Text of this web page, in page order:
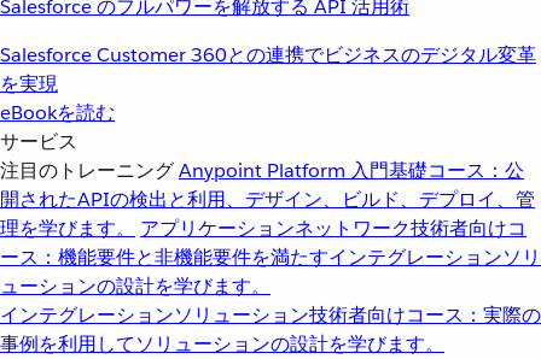
Salesforce のフルパワーを解放する API 活用術
Salesforce Customer 360との連携でビジネスのデジタル変革
を実現
eBookを読む
サービス
注目のトレーニングAnypoint Platform 入門基礎コース：公
開されたAPIの検出と利用、デザイン、ビルド、デプロイ、管
理を学びます。
アプリケーションネットワーク技術者向けコ
ース：機能要件と非機能要件を満たすインテグレーションソリ
ューションの設計を学びます。
インテグレーションソリューション技術者向けコース：実際の
事例を利用してソリューションの設計を学びます。